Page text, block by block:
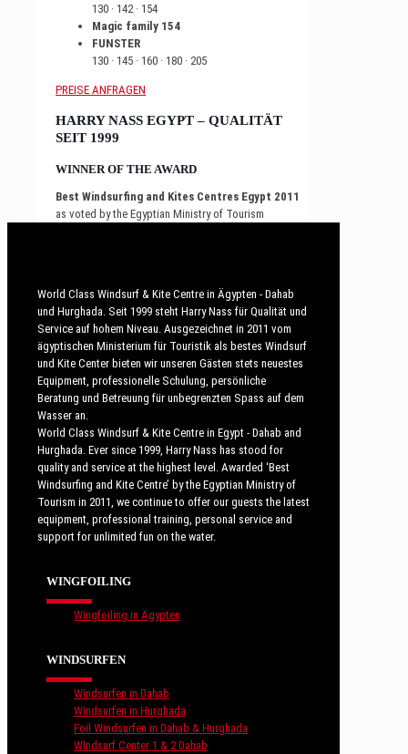
130 · 142 · 154
Magic family 154
FUNSTER
130 · 145 · 160 · 180 · 205
PREISE ANFRAGEN
HARRY NASS EGYPT – QUALITÄT
SEIT 1999
WINNER OF THE AWARD
Best Windsurfing and Kites Centres Egypt 2011
as voted by the Egyptian Ministry of Tourism
World Class Windsurf & Kite Centre in Ägypten - Dahab
und Hurghada. Seit 1999 steht Harry Nass für Qualität und
Service auf hohem Niveau. Ausgezeichnet in 2011 vom
ägyptischen Ministerium für Touristik als bestes Windsurf
und Kite Center bieten wir unseren Gästen stets neuestes
Equipment, professionelle Schulung, persönliche
Beratung und Betreuung für unbegrenzten Spass auf dem
Wasser an.
World Class Windsurf & Kite Centre in Egypt - Dahab and
Hurghada. Ever since 1999, Harry Nass has stood for
quality and service at the highest level. Awarded ‘Best
Windsurfing and Kite Centre’ by the Egyptian Ministry of
Tourism in 2011, we continue to offer our guests the latest
equipment, professional training, personal service and
support for unlimited fun on the water.
WINGFOILING
Wingfoiling in Ägypten
WINDSURFEN
Windsurfen in Dahab
Windsurfen in Hurghada
Foil Windsurfen in Dahab & Hurghada
WIndsurf Center 1 & 2 Dahab